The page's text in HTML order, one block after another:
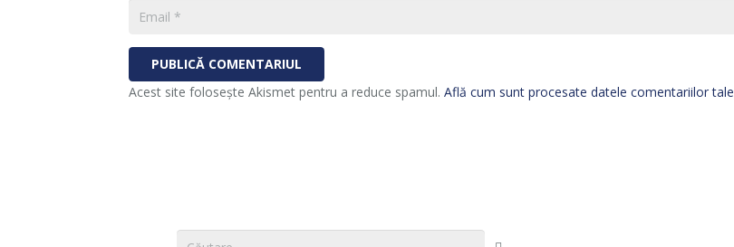
PUBLICĂ COMENTARIUL
Acest site folosește Akismet pentru a reduce spamul. Află cum sunt procesate datele comentariilor tale
Caută